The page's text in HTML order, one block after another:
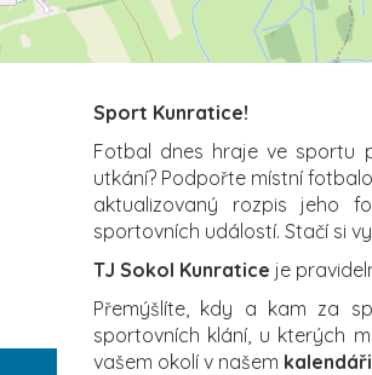
Sport Kunratice!
Fotbal dnes hraje ve sportu
utkání? Podpořte místní
aktualizovaný rozpis jeho
sportovních událostí. Stačí si
TJ Sokol Kunratice je
Přemýšlíte, kdy a kam za
sportovních klání, u kterých
vašem okolí v našem